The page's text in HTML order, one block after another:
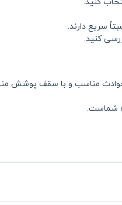
سریع دارند.
کنید.
مناسب و با سقف پوشش
شماست.